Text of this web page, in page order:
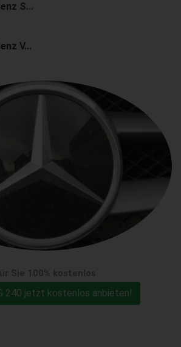
S...
V...
240 jetzt kostenlos anbieten!